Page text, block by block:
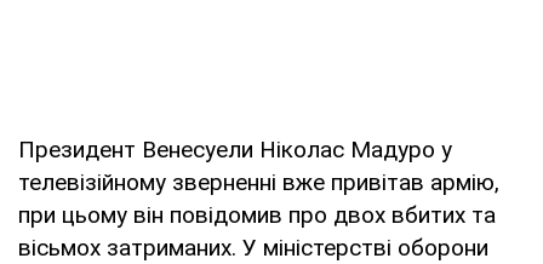
Президент Венесуели Ніколас Мадуро у
телевізійному зверненні вже привітав армію,
при цьому він повідомив про двох вбитих та
вісьмох затриманих. У міністерстві оборони